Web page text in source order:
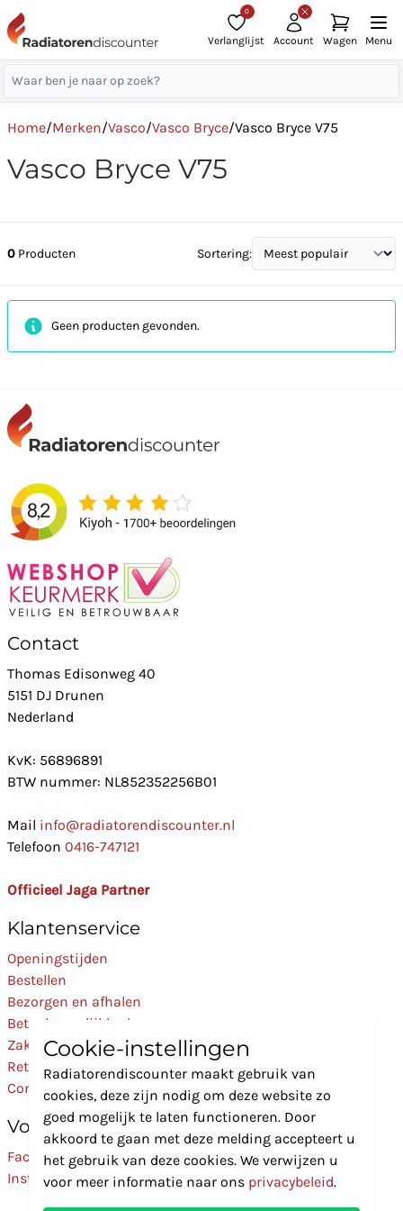
0
Verlanglijst Account Wagen Menu
Home/Merken/Vasco/Vasco Bryce/Vasco Bryce V75
Vasco Bryce V75
0 Producten Sortering:
Geen producten gevonden.
Contact
Thomas Edisonweg 40
5151 DJ Drunen
Nederland
KvK: 56896891
BTW nummer: NL852352256B01
Mail info@radiatorendiscounter.nl
Telefoon 0416-747121
Officieel Jaga Partner
Klantenservice
Openingstijden
Bestellen
Bezorgen en afhalen
Betaalmogelijkheden
Zakelijk
Retourneren
Contact
Volg Ons
Facebook
Instagram
Cookie-instellingen
Radiatorendiscounter maakt gebruik van
cookies, deze zijn nodig om deze website zo
goed mogelijk te laten functioneren. Door
akkoord te gaan met deze melding accepteert u
het gebruik van deze cookies. We verwijzen u
voor meer informatie naar ons privacybeleid.